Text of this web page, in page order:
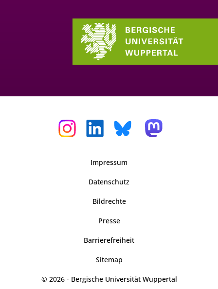
Impressum
Datenschutz
Bildrechte
Presse
Barrierefreiheit
Sitemap
© 2026 - Bergische Universität Wuppertal